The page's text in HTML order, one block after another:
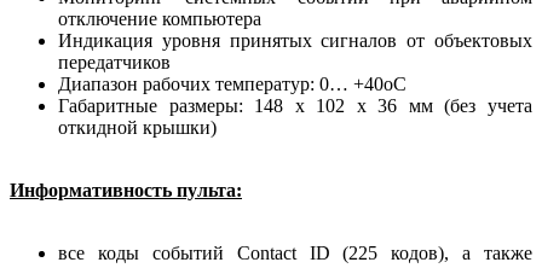
отключение компьютера
Индикация уровня принятых сигналов от объектовых
передатчиков
Диапазон рабочих температур: 0… +40оС
Габаритные размеры: 148 х 102 х 36 мм (без учета
откидной крышки)
Информативность пульта:
все коды событий Contact ID (225 кодов), а также